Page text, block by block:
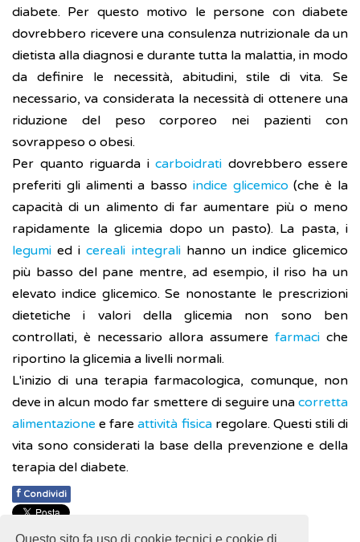
Questo sito fa uso di cookie tecnici e cookie di
diabete. Per questo motivo le persone con diabete
dovrebbero ricevere una consulenza nutrizionale da un
dietista alla diagnosi e durante tutta la malattia, in modo
da definire le necessità, abitudini, stile di vita. Se
necessario, va considerata la necessità di ottenere una
riduzione del peso corporeo nei pazienti con
sovrappeso o obesi.
Per quanto riguarda i carboidrati dovrebbero essere
preferiti gli alimenti a basso indice glicemico (che è la
capacità di un alimento di far aumentare più o meno
rapidamente la glicemia dopo un pasto). La pasta, i
legumi ed icereali integralihanno un indice glicemico
più basso del pane mentre, ad esempio, il riso ha un
elevato indice glicemico. Se nonostante le prescrizioni
dietetiche i valori della glicemia non sono ben
controllati, è necessario allora assumere farmaci che
riportino la glicemia a livelli normali.
L'inizio di una terapia farmacologica, comunque, non
deve in alcun modo far smettere di seguire una corretta
alimentazione e fareattività fisicaregolare. Questi stili di
vita sono considerati la base della prevenzione e della
terapia del diabete.
f Condividi
Pubblicato: 28 Febbraio 2018